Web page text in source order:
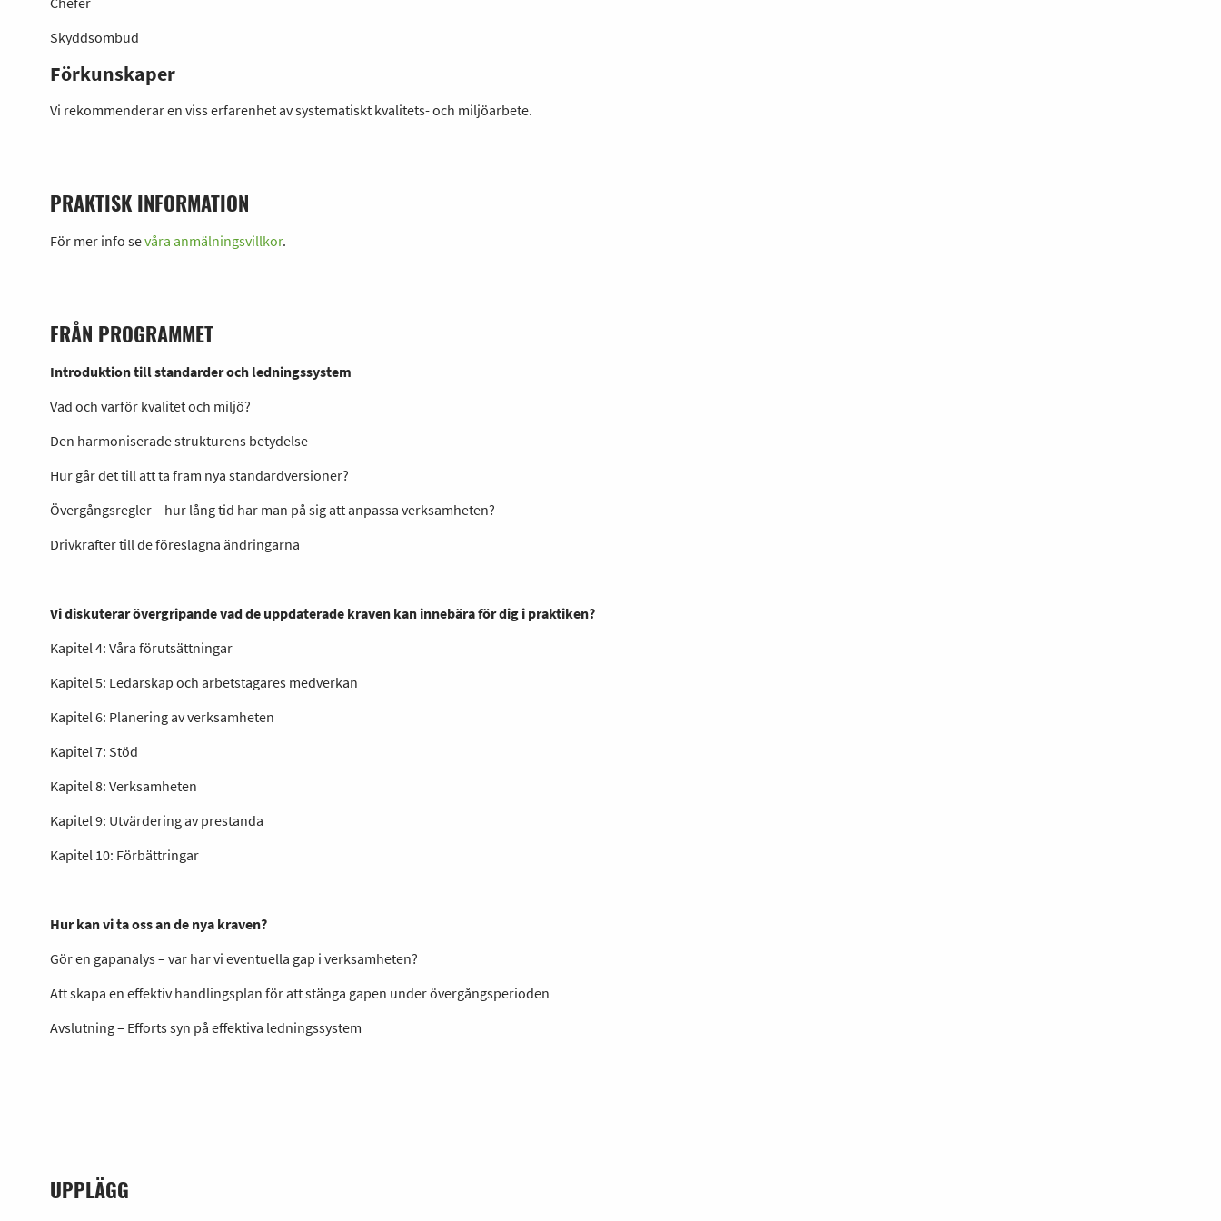
Skyddsombud
Förkunskaper
Vi rekommenderar en viss erfarenhet av systematiskt kvalitets- och miljöarbete.
PRAKTISK INFORMATION
För mer info sevåra anmälningsvillkor.
FRÅN PROGRAMMET
Introduktion till standarder och ledningssystem
Vad och varför kvalitet och miljö?
Den harmoniserade strukturens betydelse
Hur går det till att ta fram nya standardversioner?
Övergångsregler – hur lång tid har man på sig att anpassa verksamheten?
Drivkrafter till de föreslagna ändringarna
Vi diskuterar övergripande vadde uppdaterade kraven kan innebära för dig i praktiken?
Kapitel 4: Våra förutsättningar
Kapitel 5: Ledarskap och arbetstagares medverkan
Kapitel 6: Planering av verksamheten
Kapitel 7: Stöd
Kapitel 8: Verksamheten
Kapitel 9: Utvärdering av prestanda
Kapitel 10: Förbättringar
Hur kan vi ta oss an de nya kraven?
Gör en gapanalys – var har vi eventuella gap i verksamheten?
Att skapa en effektiv handlingsplan för att stänga gapen under övergångsperioden
Avslutning – Efforts syn på effektiva ledningssystem
UPPLÄGG